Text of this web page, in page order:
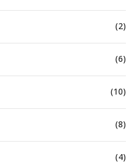
(2)
(6)
(10)
(8)
(4)